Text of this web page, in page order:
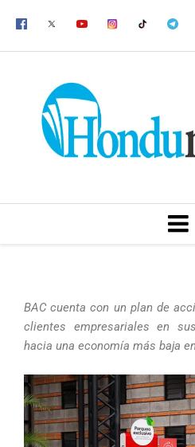
BAC cuenta con un plan de
clientes empresariales en
hacia una economía más baja